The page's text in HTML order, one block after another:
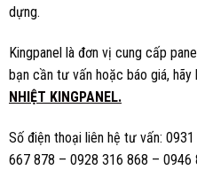
dựng.
Kingpanel là đơn vị cung cấp
bạn cần tư vấn hoặc báo giá, hãy
NHIỆT KINGPANEL.
Số điện thoại liên hệ tư vấn:
667 878 – 0928 316 868 –